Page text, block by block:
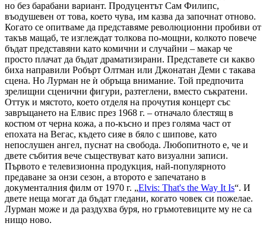
но без барабани вариант. Продуцентът Сам Филипс,
въодушевен от това, което чува, им казва да започнат отново.
Когато се опитваме да представяме революционни пробиви от
такъв мащаб, те изглеждат толкова по-мощни, колкото повече
бъдат представяни като комични и случайни – макар че
просто плачат да бъдат драматизирани. Представете си какво
биха направили Робърт Олтман или Джонатан Деми с такава
сцена. Но Лурман не ѝ обръща внимание. Той предпочита
зрелищни сценични фигури, разтеглени, вместо съкратени.
Оттук и мястото, което отделя на прочутия концерт със
завръщането на Елвис през 1968 г. – отначало блестящ в
костюм от черна кожа, а по-късно и през голяма част от
епохата на Вегас, където сияе в бяло с шипове, като
непослушен ангел, пуснат на свобода. Любопитното е, че и
двете събития вече съществуват като визуални записи.
Първото е телевизионна продукция, най-популярното
предаване за онзи сезон, а второто е запечатано в
документалния филм от 1970 г. „Elvis: That's the Way It Is“. И
двете неща могат да бъдат гледани, когато човек си пожелае.
Лурман може и да раздухва буря, но гръмотевиците му не са
нищо ново.